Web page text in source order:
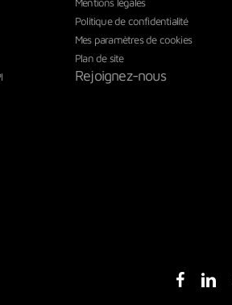
Politique de confidentialité
Mes paramètres de cookies
Plan de site
Rejoignez-nous
facebook
linkedin